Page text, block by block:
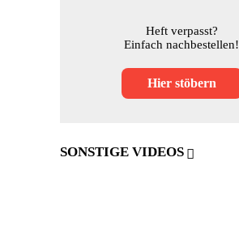
Heft verpasst?
Einfach nachbestellen!
Hier stöbern
SONSTIGE VIDEOS